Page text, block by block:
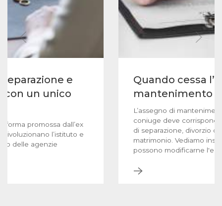
e
con un unico
promossa dall’ex
rivoluzionano l’istituto e
delle agenzie
Quando cessa
mantenimento
L’assegno di
coniuge deve
di separazione, divorzio o
matrimonio. Vediamo
possono modificarne